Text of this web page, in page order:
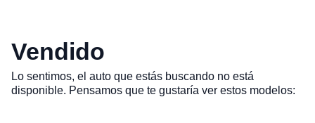
Vendido
Lo sentimos, el auto que estás buscando no está
disponible. Pensamos que te gustaría ver estos modelos: